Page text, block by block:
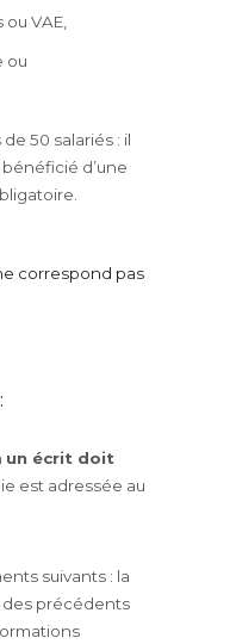
VAE,
ou
50 salariés : il
d’une
correspond pas
un écrit doit
est adressée au
suivants : la
des précédents